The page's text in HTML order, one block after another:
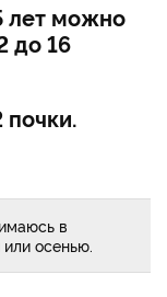
лет можно
до 16
в
осенью.